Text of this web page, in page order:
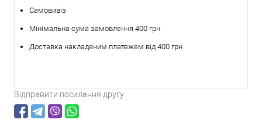
Самовивіз
Мінімальна сума замовлення 400 грн
Доставка накладеним платежем від 400 грн
Відправити посилання другу